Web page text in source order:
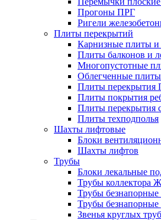
Прогоны ПРГ
Ригели
Плиты перекрытий
Карнизные плиты и
Плиты балконов и
Многопустотные
Облегченные
Плиты перекрытия
Плиты покрытия
Плиты перекрытия
Плиты техподполья
Шахты лифтовые
Блоки
Шахты лифтов
Трубы
Блоки лекальные
Трубы коллектора
Трубы безнапорные
Трубы безнапорные
Звенья круглых труб